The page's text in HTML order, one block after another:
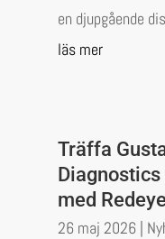
en djupgående
läs mer
Träffa
med Redeye
26 maj 2026|